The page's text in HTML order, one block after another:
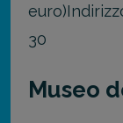
euro)
30
Museo